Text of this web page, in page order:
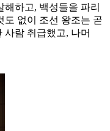
하고, 백성들을 파리
도 없이 조선 왕조는 곧
사람 취급했고, 나머